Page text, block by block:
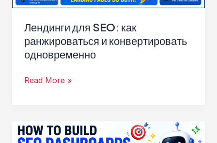
Лендинги для SEO: как
ранжироваться и конвертировать
одновременно
Лендинги
как
ранжироваться
Read More »